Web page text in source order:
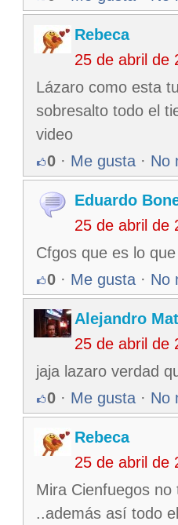
Rebeca
25 de abril de
Lázaro como esta
sobresalto todo el
video
0 · Me gusta · No
Eduardo
25 de abril de
Cfgos que es lo
0 · Me gusta · No
Alejandro
25 de abril de
jaja lazaro verdad
0 · Me gusta · No
Rebeca
25 de abril de
Mira Cienfuegos
..además así todo